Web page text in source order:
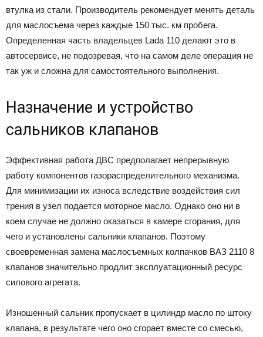
втулка из стали. Производитель рекомендует менять деталь
для маслосъема через каждые 150 тыс. км пробега.
Определенная часть владельцев Lada 110 делают это в
автосервисе, не подозревая, что на самом деле операция не
так уж и сложна для самостоятельного выполнения.
Назначение и устройство
сальников клапанов
Эффективная работа ДВС предполагает непрерывную
работу компонентов газораспределительного механизма.
Для минимизации их износа вследствие воздействия сил
трения в узел подается моторное масло. Однако оно ни в
коем случае не должно оказаться в камере сгорания, для
чего и установлены сальники клапанов. Поэтому
своевременная замена маслосъемных колпачков ВАЗ 2110 8
клапанов значительно продлит эксплуатационный ресурс
силового агрегата.
Изношенный сальник пропускает в цилиндр масло по штоку
клапана, в результате чего оно сгорает вместе со смесью,